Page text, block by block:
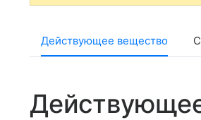
Действующее вещество